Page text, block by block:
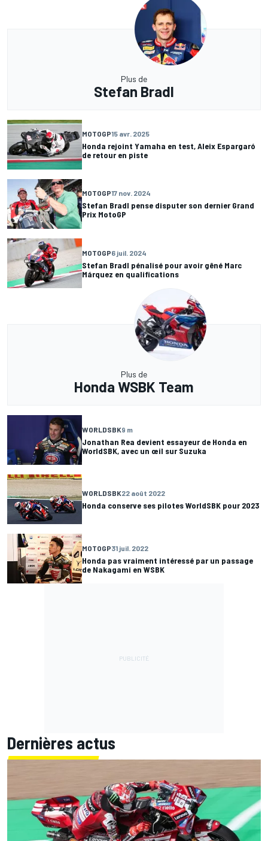
Plus de
Stefan Bradl
MOTOGP15 avr. 2025
Honda rejoint Yamaha en test, Aleix Espargaró
de retour en piste
MOTOGP17 nov. 2024
Stefan Bradl pense disputer son dernier Grand
Prix MotoGP
MOTOGP6 juil. 2024
Stefan Bradl pénalisé pour avoir gêné Marc
Márquez en qualifications
Plus de
Honda WSBK Team
WORLDSBK9 m
Jonathan Rea devient essayeur de Honda en
WorldSBK, avec un œil sur Suzuka
WORLDSBK22 août 2022
Honda conserve ses pilotes WorldSBK pour 2023
MOTOGP31 juil. 2022
Honda pas vraiment intéressé par un passage
de Nakagami en WSBK
Dernières actus